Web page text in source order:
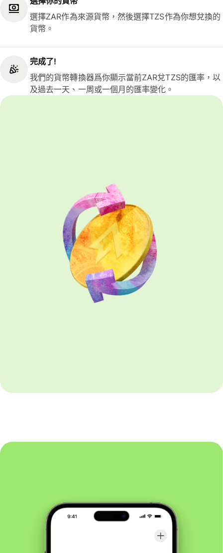
選擇ZAR作為來源貨幣，然後選擇TZS作為你想兌換的
貨幣。
完成了!
我們的貨幣轉換器爲你顯示當前ZAR兌TZS的匯率，以
及過去一天、一周或一個月的匯率變化。